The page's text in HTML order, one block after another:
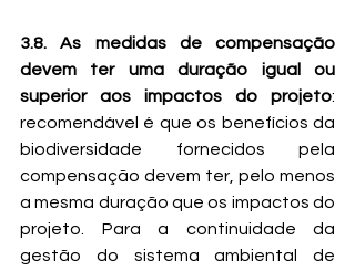
3.8. As medidas de compensação
devem ter uma duração igual ou
superior aos impactos do projeto:
recomendável é que os benefícios da
biodiversidade fornecidos pela
compensação devem ter, pelo menos
a mesma duração que os impactos do
projeto. Para a continuidade da
gestão do sistema ambiental de